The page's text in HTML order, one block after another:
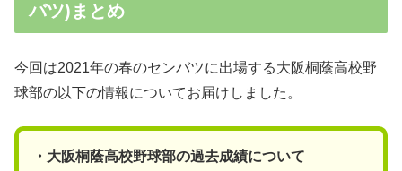
バツ)まとめ
今回は2021年の春のセンバツに出場する大阪桐蔭高校野
球部の以下の情報についてお届けしました。
・大阪桐蔭高校野球部の過去成績について